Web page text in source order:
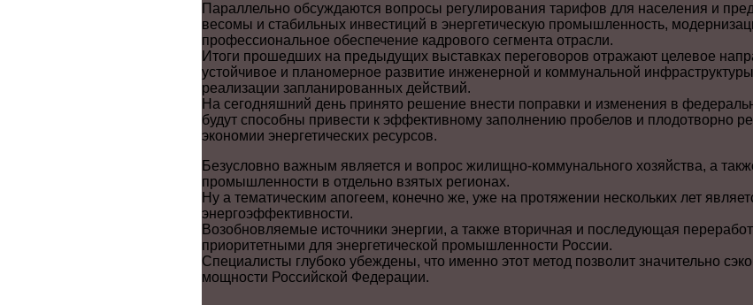
Параллельно обсуждаются вопросы регулирования тарифов для населения и
весомы и стабильных инвестиций в энергетическую промышленность,
профессиональное обеспечение кадрового сегмента отрасли.
Итоги прошедших на предыдущих выставках переговоров отражают целевое
устойчивое и планомерное развитие инженерной и коммунальной
реализации запланированных действий.
На сегодняшний день принято решение внести поправки и изменения в
будут способны привести к эффективному заполнению пробелов и плодотворно
экономии энергетических ресурсов.
Безусловно важным является и вопрос жилищно-коммунального хозяйства, а
промышленности в отдельно взятых регионах.
Ну а тематическим апогеем, конечно же, уже на протяжении нескольких лет
энергоэффективности.
Возобновляемые источники энергии, а также вторичная и последующая
приоритетными для энергетической промышленности России.
Специалисты глубоко убеждены, что именно этот метод позволит значительно
мощности Российской Федерации.